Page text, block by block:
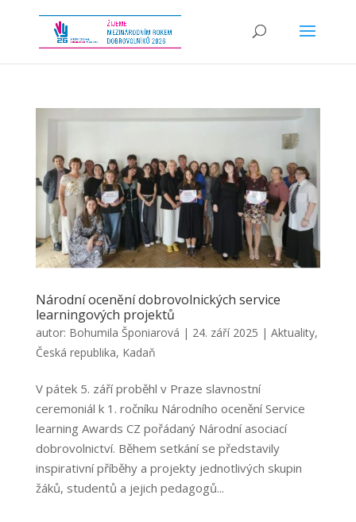
Národní ocenění dobrovolnických service
learningových projektů
autor: Bohumila Šponiarová | 24. září 2025 | Aktuality,
Česká republika, Kadaň
V pátek 5. září proběhl v Praze slavnostní
ceremoniál k 1. ročníku Národního ocenění Service
learning Awards CZ pořádaný Národní asociací
dobrovolnictví. Během setkání se představily
inspirativní příběhy a projekty jednotlivých skupin
žáků, studentů a jejich pedagogů...